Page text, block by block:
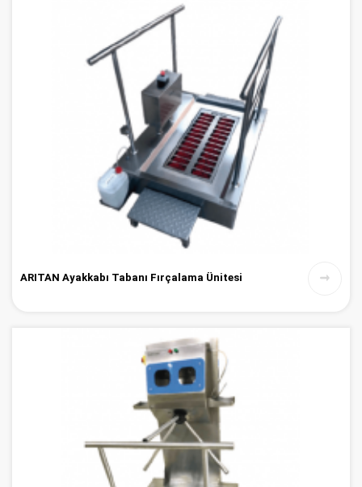
ARITAN Ayakkabı Tabanı Fırçalama Ünitesi